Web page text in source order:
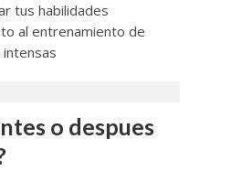
tus habilidades
al entrenamiento de
o despues